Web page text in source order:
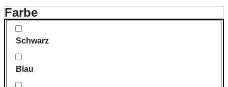
Farbe
Schwarz
Blau